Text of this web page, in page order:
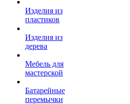
Изделия из
пластиков
Изделия из
дерева
Мебель для
мастерской
Батарейные
перемычки